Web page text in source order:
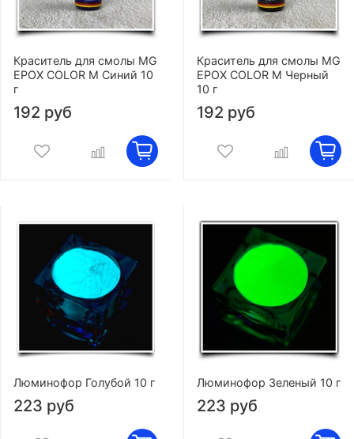
Краситель для смолы MG
EPOX COLOR M Синий 10
г
192 руб
Краситель для смолы MG
EPOX COLOR M Черный
10 г
192 руб
Люминофор Голубой 10 г
223 руб
Люминофор Зеленый 10 г
223 руб